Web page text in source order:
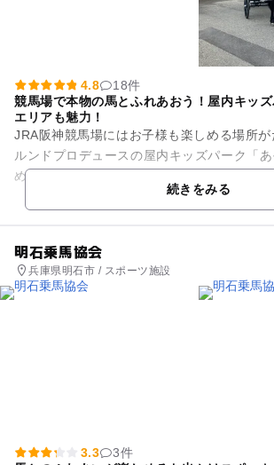
4.8
18件
競馬場で本物の馬とふれあおう！屋内キッ
エリアも魅力！
JRA阪神競馬場にはお子様も楽しめる場所
ルンドプロデュースの屋内キッズパーク「
めとして、ふわふわドームや大型遊具にミ
続きをみる
明石乗馬協会
兵庫県明石市 / スポーツ施設
3.3
3件